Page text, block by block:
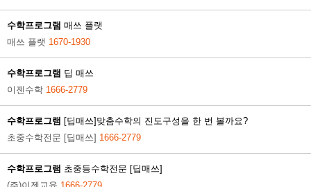
수학프로그램 매쓰 플랫
매쓰 플랫 1670-1930
수학프로그램 딥 매쓰
이젠수학 1666-2779
수학프로그램 [딥매쓰]맞춤수학의 진도구성을 한 번 볼까요?
초중수학전문 [딥매쓰] 1666-2779
수학프로그램 초중등수학전문 [딥매쓰]